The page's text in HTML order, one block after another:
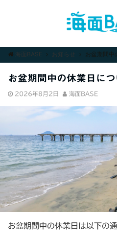
海面BASE お知らせ お盆期間中
お盆期間中の休業日につ
2026年8月2日 海面BASE
お盆期間中の休業日は以下の通